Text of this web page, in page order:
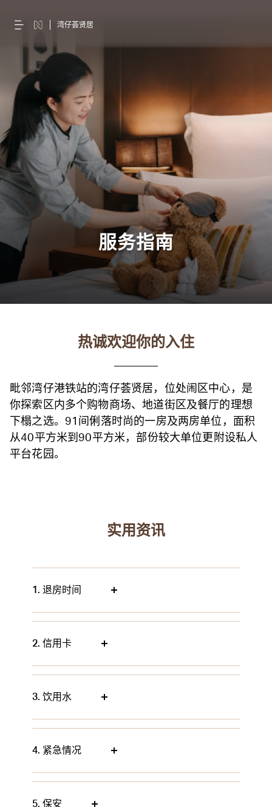
湾仔荟贤居
服务指南
热诚欢迎你的入住
毗邻湾仔港铁站的湾仔荟贤居，位处闹区中心，是
你探索区内多个购物商场、地道街区及餐厅的理想
下榻之选。91间俐落时尚的一房及两房单位，面积
从40平方米到90平方米，部份较大单位更附设私人
平台花园。
实用资讯
1. 退房时间
2. 信用卡
3. 饮用水
4. 紧急情况
5. 保安